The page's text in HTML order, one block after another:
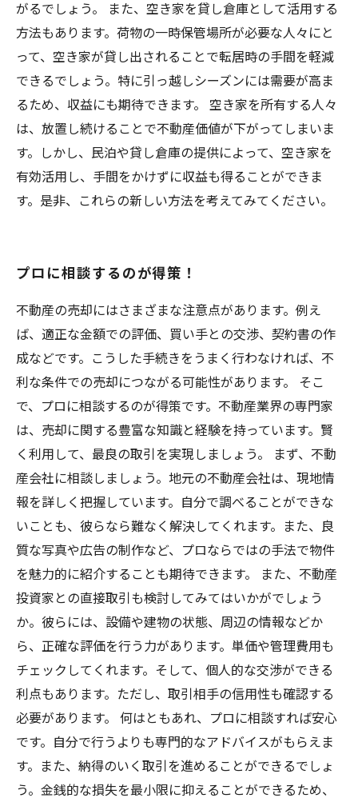
がるでしょう。 また、空き家を貸し倉庫として活用する
方法もあります。荷物の一時保管場所が必要な人々にと
って、空き家が貸し出されることで転居時の手間を軽減
できるでしょう。特に引っ越しシーズンには需要が高ま
るため、収益にも期待できます。 空き家を所有する人々
は、放置し続けることで不動産価値が下がってしまいま
す。しかし、民泊や貸し倉庫の提供によって、空き家を
有効活用し、手間をかけずに収益も得ることができま
す。是非、これらの新しい方法を考えてみてください。
プロに相談するのが得策！
不動産の売却にはさまざまな注意点があります。例え
ば、適正な金額での評価、買い手との交渉、契約書の作
成などです。こうした手続きをうまく行わなければ、不
利な条件での売却につながる可能性があります。 そこ
で、プロに相談するのが得策です。不動産業界の専門家
は、売却に関する豊富な知識と経験を持っています。賢
く利用して、最良の取引を実現しましょう。 まず、不動
産会社に相談しましょう。地元の不動産会社は、現地情
報を詳しく把握しています。自分で調べることができな
いことも、彼らなら難なく解決してくれます。また、良
質な写真や広告の制作など、プロならではの手法で物件
を魅力的に紹介することも期待できます。 また、不動産
投資家との直接取引も検討してみてはいかがでしょう
か。彼らには、設備や建物の状態、周辺の情報などか
ら、正確な評価を行う力があります。単価や管理費用も
チェックしてくれます。そして、個人的な交渉ができる
利点もあります。ただし、取引相手の信用性も確認する
必要があります。 何はともあれ、プロに相談すれば安心
です。自分で行うよりも専門的なアドバイスがもらえま
す。また、納得のいく取引を進めることができるでしょ
う。金銭的な損失を最小限に抑えることができるため、